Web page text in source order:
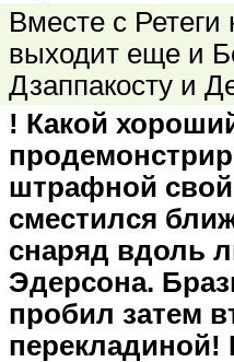
Вместе с Ретеги
выходит еще и
Дзаппакосту и
! Какой
штрафной
сместился
снаряд вдоль
Эдерсона.
пробил затем